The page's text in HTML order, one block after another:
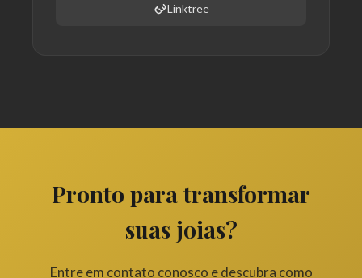
Linktree
Pronto para transformar
suas joias?
Entre em contato conosco e descubra como